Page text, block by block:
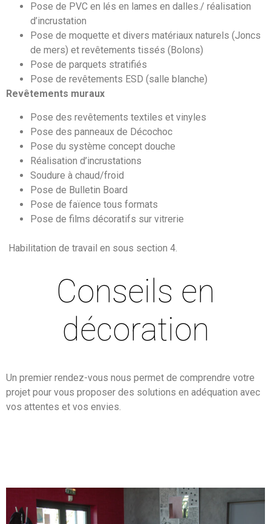
Pose de PVC en lés en lames en dalles./ réalisation
d’incrustation
Pose de moquette et divers matériaux naturels (Joncs
de mers) et revêtements tissés (Bolons)
Pose de parquets stratifiés
Pose de revêtements ESD (salle blanche)
Revêtements muraux
Pose des revêtements textiles et vinyles
Pose des panneaux de Décochoc
Pose du système concept douche
Réalisation d’incrustations
Soudure à chaud/froid
Pose de Bulletin Board
Pose de faïence tous formats
Pose de films décoratifs sur vitrerie
Habilitation de travail en sous section 4.
Conseils en
décoration
Un premier rendez-vous nous permet de comprendre votre
projet pour vous proposer des solutions en adéquation avec
vos attentes et vos envies.